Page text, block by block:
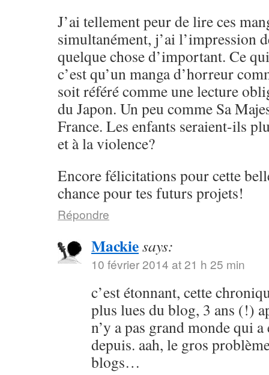
J’ai tellement peur de lire ces
simultanément, j’ai l’impression
quelque chose d’important. Ce
c’est qu’un manga d’horreur
soit référé comme une lecture
du Japon. Un peu comme Sa
France. Les enfants seraient-ils
et à la violence?
Encore félicitations pour cette
chance pour tes futurs projets!
Répondre
Mackiesays:
10 février 2014 at 21 h 25 min
c’est étonnant, cette
plus lues du blog, 3 ans (!)
n’y a pas grand monde qui
depuis. aah, le gros
blogs…